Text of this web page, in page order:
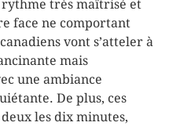
rythme très maîtrisé et
face ne comportant
vont s’atteler à
mais
une ambiance
De plus, ces
les dix minutes,